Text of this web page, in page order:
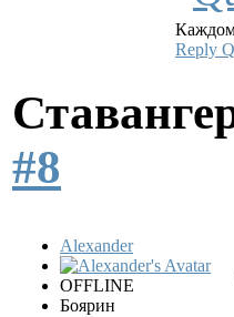
Reply
#8
Alexander
OFFLINE
Боярин